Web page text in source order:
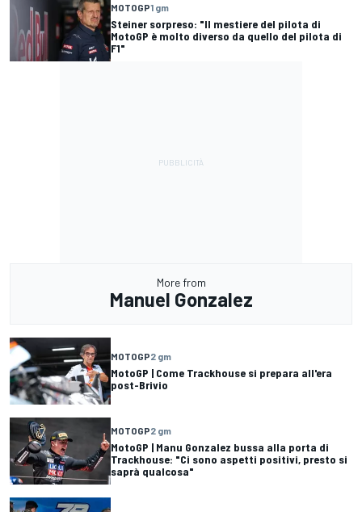
MOTOGP1 gm
Steiner sorpreso: "Il mestiere del pilota di
MotoGP è molto diverso da quello del pilota di
F1"
More from
Manuel Gonzalez
MOTOGP2 gm
MotoGP | Come Trackhouse si prepara all'era
post-Brivio
MOTOGP2 gm
MotoGP | Manu Gonzalez bussa alla porta di
Trackhouse: "Ci sono aspetti positivi, presto si
saprà qualcosa"